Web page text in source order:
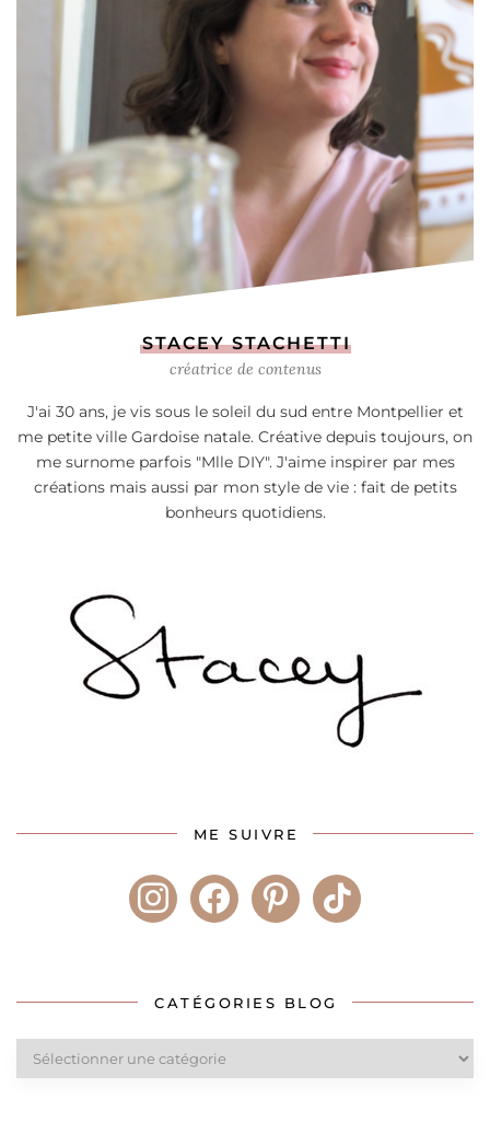
STACEY STACHETTI
créatrice de contenus
J'ai 30 ans, je vis sous le soleil du sud entre Montpellier et
me petite ville Gardoise natale. Créative depuis toujours, on
me surnome parfois "Mlle DIY". J'aime inspirer par mes
créations mais aussi par mon style de vie : fait de petits
bonheurs quotidiens.
ME SUIVRE
instagramfacebookpinteresttiktok
CATÉGORIES BLOG
blog